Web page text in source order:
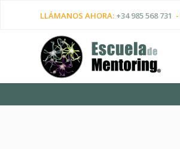
LLÁMANOS AHORA: +34 985 568 731